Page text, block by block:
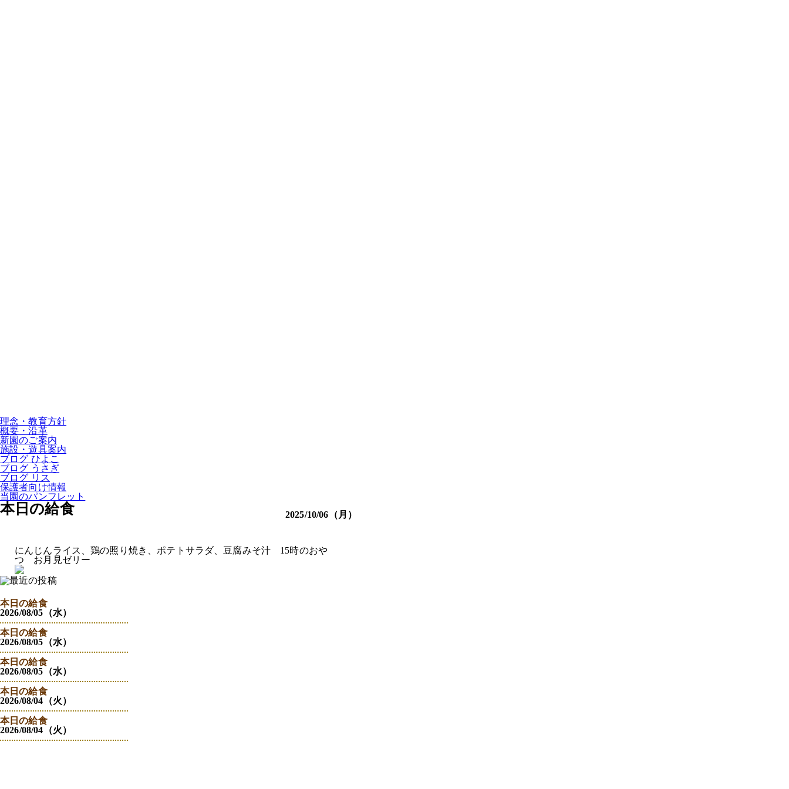
理念・教育方針
概要・沿革
新園のご案内
施設・遊具案内
ブログ ひよこ
ブログ うさぎ
ブログ リス
保護者向け情報
当園のパンフレット
本日の給食 2025/10/06（月）
にんじんライス、鶏の照り焼き、ポテトサラダ、豆腐みそ汁 15時のおや
つ お月見ゼリー
本日の給食
2026/08/05（水）
本日の給食
2026/08/05（水）
本日の給食
2026/08/05（水）
本日の給食
2026/08/04（火）
本日の給食
2026/08/04（火）